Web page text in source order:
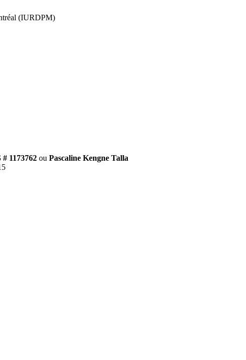
(IURDPM)
1173762 ou Pascaline Kengne Talla